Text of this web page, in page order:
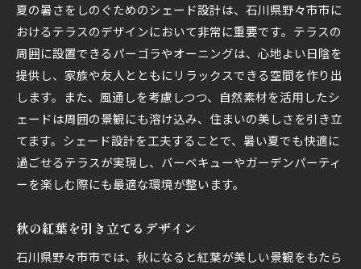
夏の暑さをしのぐためのシェード設計は、石川県野々市市に
おけるテラスのデザインにおいて非常に重要です。テラスの
周囲に設置できるパーゴラやオーニングは、心地よい日陰を
提供し、家族や友人とともにリラックスできる空間を作り出
します。また、風通しを考慮しつつ、自然素材を活用したシ
ェードは周囲の景観にも溶け込み、住まいの美しさを引き立
てます。シェード設計を工夫することで、暑い夏でも快適に
過ごせるテラスが実現し、バーベキューやガーデンパーティ
ーを楽しむ際にも最適な環境が整います。
秋の紅葉を引き立てるデザイン
石川県野々市市では、秋になると紅葉が美しい景観をもたら